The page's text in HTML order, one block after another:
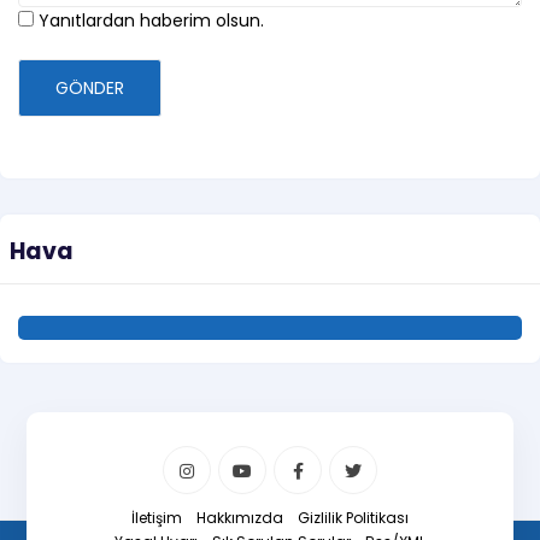
Yanıtlardan haberim olsun.
GÖNDER
Hava
İletişim Hakkımızda
Gizlilik Politikası